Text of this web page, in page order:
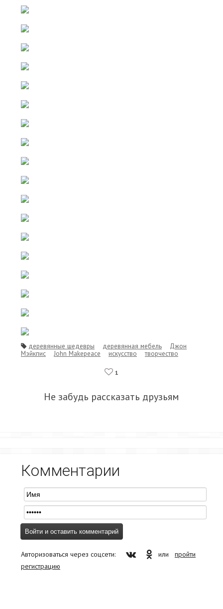
деревянные шедевры деревянная мебель
Джон
Мэйкпис
John Makepeace искусство творчество
1
Не забудь рассказать друзьям
Комментарии
Авторизоваться через соцсети: или пройти
регистрацию